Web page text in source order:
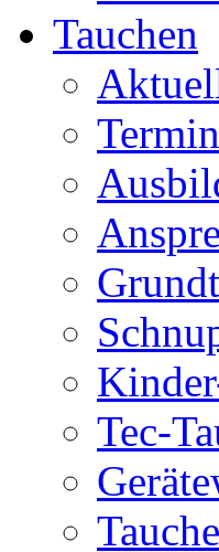
Tauchen
Tec-